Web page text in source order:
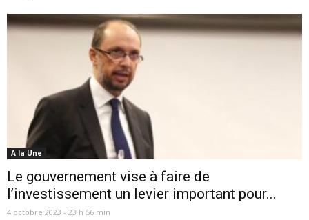
A la Une
Le gouvernement vise à faire de
l’investissement un levier important pour...
4 octobre 2023 - 23 h 56 min